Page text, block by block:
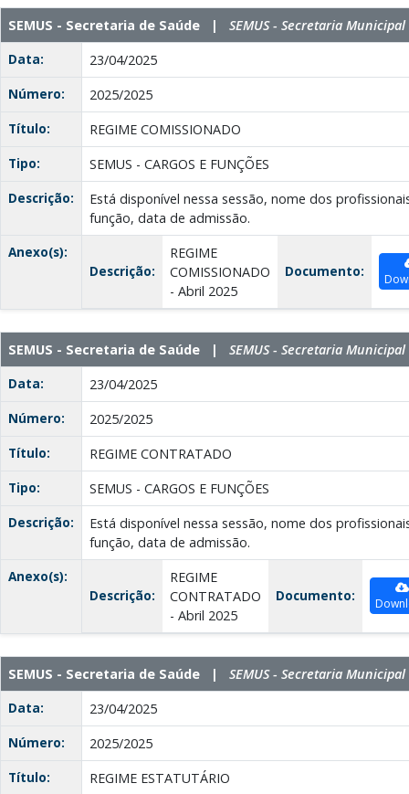
SEMUS - Secretaria de Saúde | SEMUS - Secretaria Municipal
Data:
23/04/2025
Número:
2025/2025
Título:
REGIME COMISSIONADO
Tipo:
SEMUS - CARGOS E FUNÇÕES
Descrição:
Está disponível nessa sessão, nome dos
função, data de admissão.
Anexo(s):
Descrição:
REGIME
COMISSIONADO
- Abril 2025
Documento:
SEMUS - Secretaria de Saúde | SEMUS - Secretaria Municipal
Data:
23/04/2025
Número:
2025/2025
Título:
REGIME CONTRATADO
Tipo:
SEMUS - CARGOS E FUNÇÕES
Descrição:
Está disponível nessa sessão, nome dos
função, data de admissão.
Anexo(s):
Descrição:
REGIME
CONTRATADO
- Abril 2025
Documento:
SEMUS - Secretaria de Saúde | SEMUS - Secretaria Municipal
Data:
23/04/2025
Número:
2025/2025
Título:
REGIME ESTATUTÁRIO